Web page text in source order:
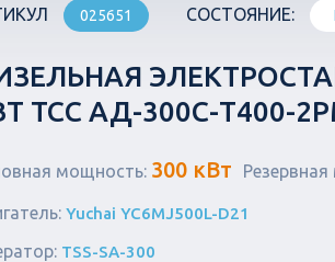
025651 СОСТОЯНИЕ:
ТСС АД-300С-Т400-
мощность: 300 кВт
Yuchai YC6MJ500L-D21
TSS-SA-300